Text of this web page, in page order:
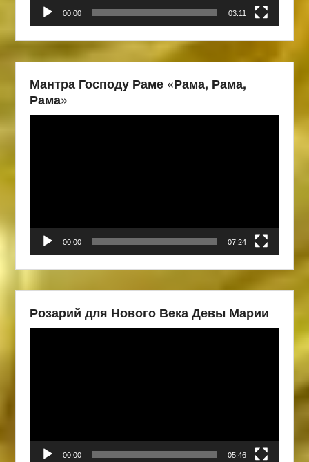
00:00 03:11
Мантра Господу Раме «Рама, Рама,
Рама»
00:00 07:24
Розарий для Нового Века Девы Марии
00:00 05:46